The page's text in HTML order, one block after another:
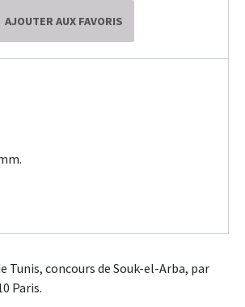
AJOUTER AUX FAVORIS
Tunis, concours de Souk-el-Arba, par
Paris.